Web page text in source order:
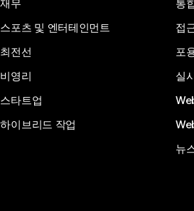
재무
스포츠 및 엔터테인먼트
최전선
비영리
스타트업
하이브리드 작업
통
접
포
실
뉴